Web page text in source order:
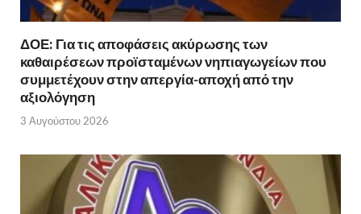
ΔΟΕ: Για τις αποφάσεις ακύρωσης των
καθαιρέσεων προϊσταμένων νηπιαγωγείων που
συμμετέχουν στην απεργία-αποχή από την
αξιολόγηση
3 Αυγούστου 2026